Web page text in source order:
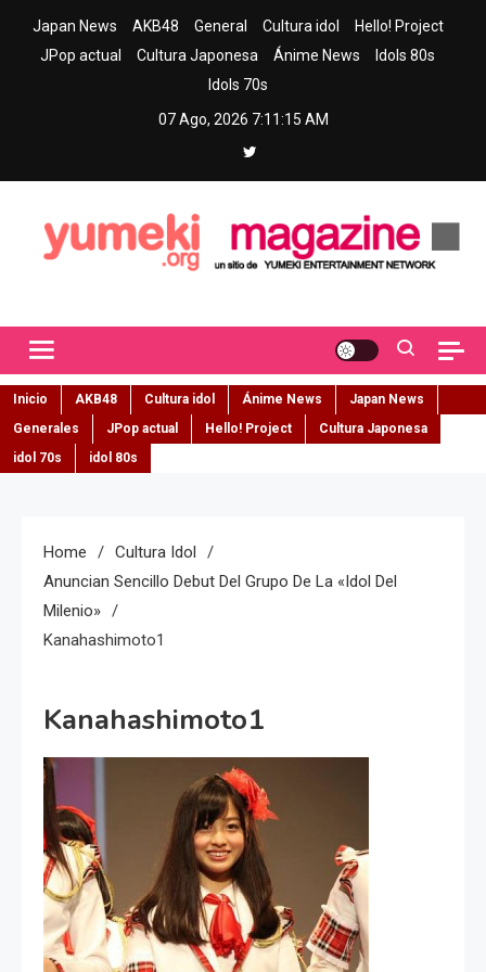
Japan News AKB48 General Cultura idol
Hello! Project
JPop actual
Cultura Japonesa Ánime News
Idols 80s
Idols 70s
07 Ago, 2026 7:11:16 AM
Inicio AKB48 Cultura idol Ánime News
Japan News
Generales
JPop actual Hello! Project
Cultura Japonesa
idol 70s
idol 80s
Home
Cultura Idol
Anuncian Sencillo Debut Del Grupo De La «idol Del
Milenio»
Kanahashimoto1
Kanahashimoto1